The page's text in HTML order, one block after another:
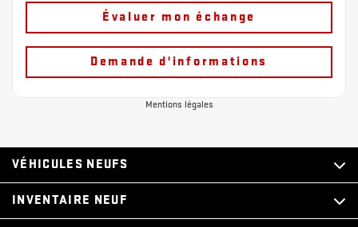
Évaluer mon échange
Demande d'informations
Mentions légales
VÉHICULES NEUFS
INVENTAIRE NEUF